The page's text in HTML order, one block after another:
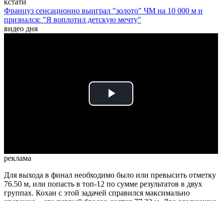
кстати
Француз сенсационно выиграл "золото" ЧМ на 10 000 м и
признался: "Я воплотил детскую мечту"
видео дня
Play
реклама
Для выхода в финал необходимо было или превысить отметку
76.50 м, или попасть в топ-12 по сумме результатов в двух
группах. Кохан с этой задачей справился максимально